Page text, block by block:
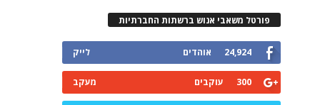
פורטל משאבי אנוש ברשתות החברתיות
24,924 אוהדים לייק
300 עוקבים מעקב